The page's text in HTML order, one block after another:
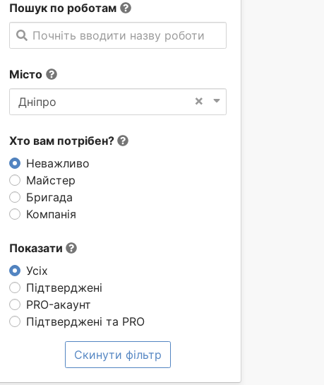
Пошук по роботам
Почніть вводити назву роботи
Місто
×
Дніпро
Хто вам потрібен?
Неважливо
Майстер
Бригада
Компанія
Показати
Усіх
Підтверджені
PRO-акаунт
Підтверджені та PRO
Скинути фільтр